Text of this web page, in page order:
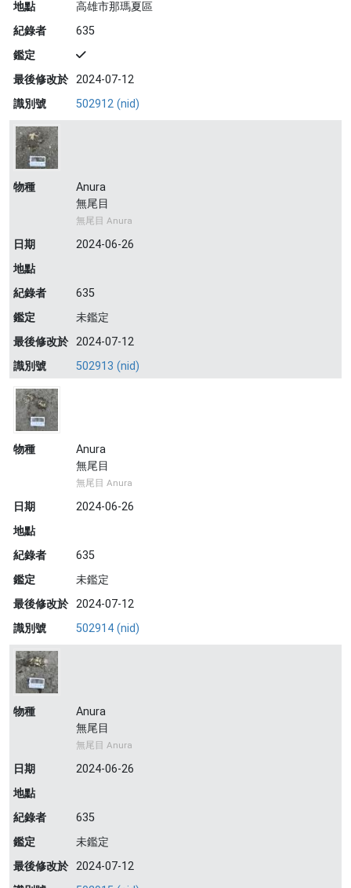
地點
高雄市那瑪夏區
紀錄者
635
鑑定
最後修改於 2024-07-12
識別號
502912 (nid)
物種
Anura
無尾目
無尾目 Anura
日期
2024-06-26
地點
紀錄者
635
鑑定
未鑑定
最後修改於 2024-07-12
識別號
502913 (nid)
物種
Anura
無尾目
無尾目 Anura
日期
2024-06-26
地點
紀錄者
635
鑑定
未鑑定
最後修改於 2024-07-12
識別號
502914 (nid)
物種
Anura
無尾目
無尾目 Anura
日期
2024-06-26
地點
紀錄者
635
鑑定
未鑑定
最後修改於 2024-07-12